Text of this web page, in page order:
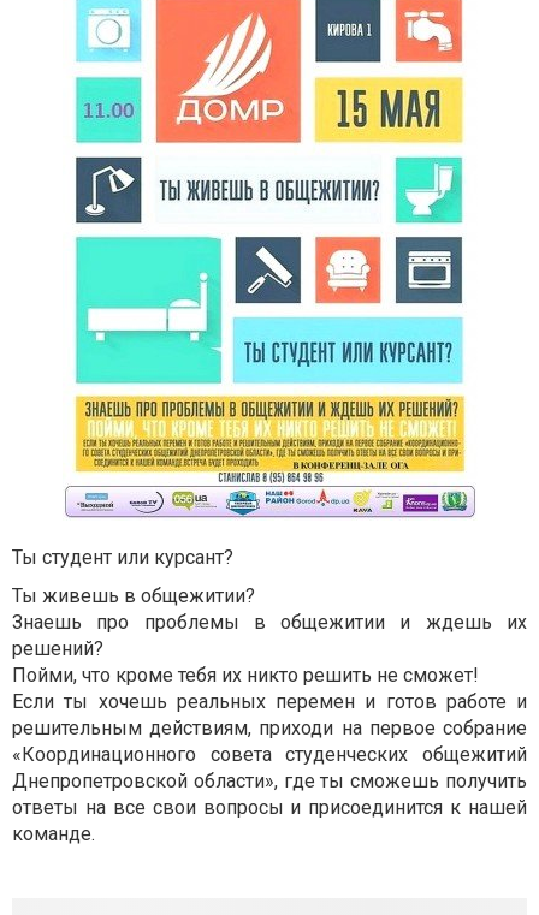
Ты студент или курсант?
Ты живешь в общежитии?
Знаешь про проблемы в общежитии и ждешь их
решений?
Пойми, что кроме тебя их никто решить не сможет!
Если ты хочешь реальных перемен и готов работе и
решительным действиям, приходи на первое собрание
«Координационного совета студенческих общежитий
Днепропетровской области», где ты сможешь получить
ответы на все свои вопросы и присоединится к нашей
команде.